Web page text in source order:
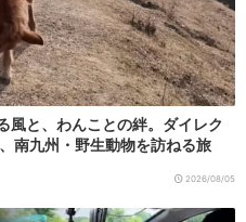
風と、わんことの絆。ダイレク
南九州・野生動物を訪ねる旅
2026/08/05